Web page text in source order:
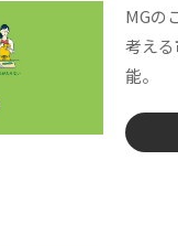
MGの
考え
能。